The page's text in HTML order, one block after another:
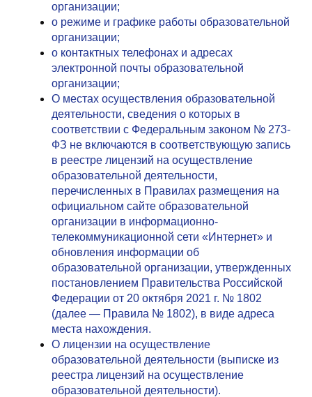
организации;
о режиме и графике работы образовательной
организации;
о контактных телефонах и адресах
электронной почты образовательной
организации;
О местах осуществления образовательной
деятельности, сведения о которых в
соответствии с Федеральным законом № 273-
ФЗ не включаются в соответствующую запись
в реестре лицензий на осуществление
образовательной деятельности,
перечисленных в Правилах размещения на
официальном сайте образовательной
организации в информационно-
телекоммуникационной сети «Интернет» и
обновления информации об
образовательной организации, утвержденных
постановлением Правительства Российской
Федерации от 20 октября 2021 г. № 1802
(далее — Правила № 1802), в виде адреса
места нахождения.
О лицензии на осуществление
образовательной деятельности (выписке из
реестра лицензий на осуществление
образовательной деятельности).